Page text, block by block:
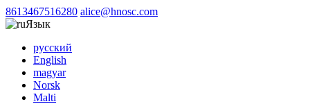
8613467516280 alice@hnosc.com
Язык
русский
English
magyar
Norsk
Malti